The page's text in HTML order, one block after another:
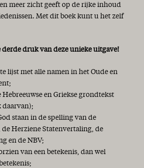
meer zicht geeft op de rijke inhoud
Met dit boek kunt u het zelf
druk van deze unieke uitgave!
lijst met alle namen in het Oude en
Hebreeuwse en Griekse grondtekst
daarvan);
staan in de spelling van de
Herziene Statenvertaling, de
en de NBV;
van een betekenis, dan wel